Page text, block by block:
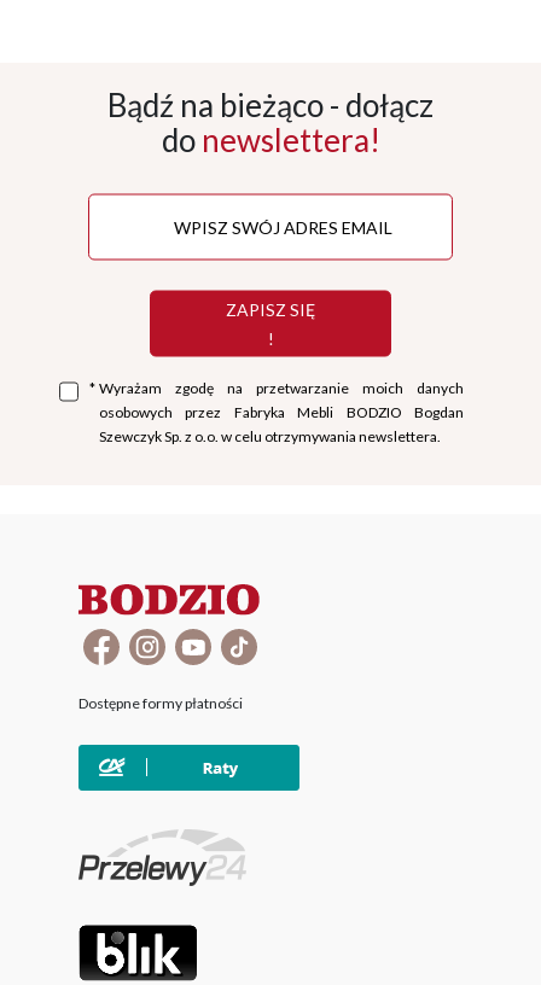
Bądź na bieżąco - dołącz
do newslettera!
ZAPISZ SIĘ
!
* Wyrażam zgodę na przetwarzanie moich danych
osobowych przez Fabryka Mebli BODZIO Bogdan
Szewczyk Sp. z o.o. w celu otrzymywania newslettera.
Dostępne formy płatności